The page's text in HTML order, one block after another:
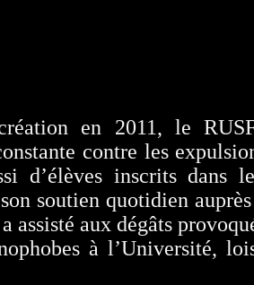
en 2011, le
contre les
d’élèves inscrits dans
soutien quotidien
assisté aux dégâts
à l’Université,